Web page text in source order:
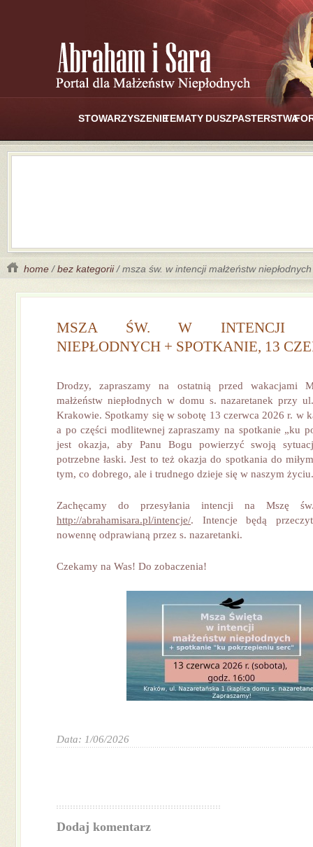
STOWARZYSZENIETEMATY DUSZPASTERSTWA
home /bez kategorii/ msza św. w intencji małżeństw
MSZA ŚW. W INTENCJI
NIEPŁODNYCH + SPOTKANIE, 13
Drodzy, zapraszamy na ostatnią przed wakacjami
małżeństw niepłodnych w domu s. nazaretanek przy
Krakowie. Spotkamy się w sobotę 13 czerwca 2026 r. w
a po części modlitewnej zapraszamy na spotkanie „ku
jest okazja, aby Panu Bogu powierzyć swoją
potrzebne łaski. Jest to też okazja do spotkania do
tym, co dobrego, ale i trudnego dzieje się w naszym życiu.
Zachęcamy do przesyłania intencji na Mszę
http://abrahamisara.pl/intencje/. Intencje będą
nowennę odprawianą przez s. nazaretanki.
Czekamy na Was! Do zobaczenia!
Data: 1/06/2026
Dodaj komentarz